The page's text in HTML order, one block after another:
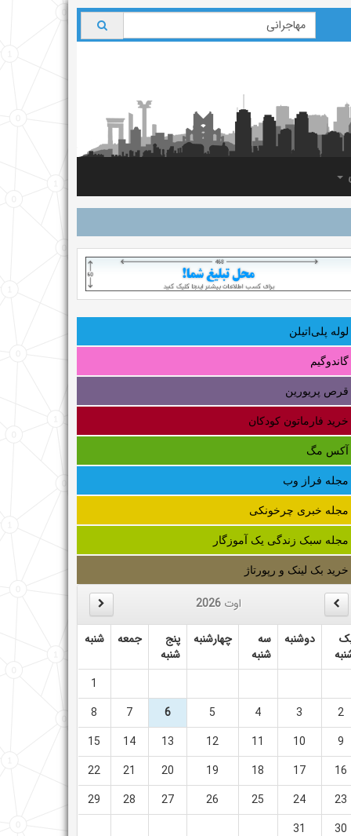
لوله‌ پلی‌اتیلن
گاندوگیم
قرص پریورین
خرید فارماتون کودکان
آکس مگ
مجله فراز وب
مجله خبری چرخونکی
مجله سبک زندگی یک آموزگار
خرید بک لینک و رپورتاژ
اوت 2026
دوشنبه
سه
شنبه
چهارشنبه
پنج
شنبه
جمعه شنبه
1
2
3
4
5
6
7
8
9
10
11
12
13
14
15
16
17
18
19
20
21
22
23
24
25
26
27
28
29
30
31